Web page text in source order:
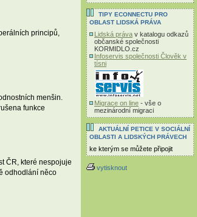
principů,
menšin.
funkce
ČR, které nespojuje
odhodlání něco
TIPY ECONNECTU PRO
OBLAST LIDSKÁ PRÁVA
Lidská práva v katalogu odkazů
občanské společnosti
KORMIDLO.cz
Infoservis společnosti Člověk v
tísni
Migrace on line - vše o
mezinárodní migraci
AKTUÁLNÍ PETICE V SOCIÁLNÍ
OBLASTI A LIDSKÝCH PRÁVECH
ke kterým se můžete připojit
vytisknout